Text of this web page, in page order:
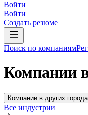
Войти
Войти
Создать резюме
Поиск по компаниям
Компании
Компании в других
Все индустрии